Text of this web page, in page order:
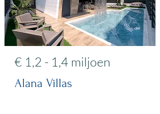
€ 1,2 - 1,4 miljoen
Alana Villas